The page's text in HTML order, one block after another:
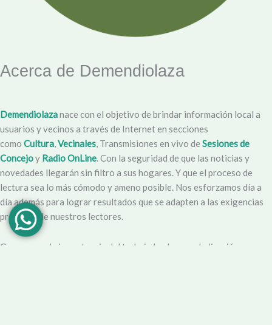
Acerca de Demendiolaza
Demendiolazanace con el objetivo de brindar información local a
usuarios y vecinos a través de Internet en secciones
como Cultura,Vecinales, Transmisiones en vivo de Sesiones de
Concejoy Radio OnLine. Con la seguridad de que las noticias y
novedades llegarán sin filtro a sus hogares. Y que el proceso de
lectura sea lo más cómodo y ameno posible. Nos esforzamos día a
día además para lograr resultados que se adapten a las exigencias
propias y de nuestros lectores.
Creemos en la importancia del trabajo hecho con dedicación,